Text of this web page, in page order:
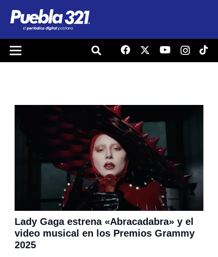
Lady Gaga estrena «Abracadabra» y el
video musical en los Premios Grammy
2025